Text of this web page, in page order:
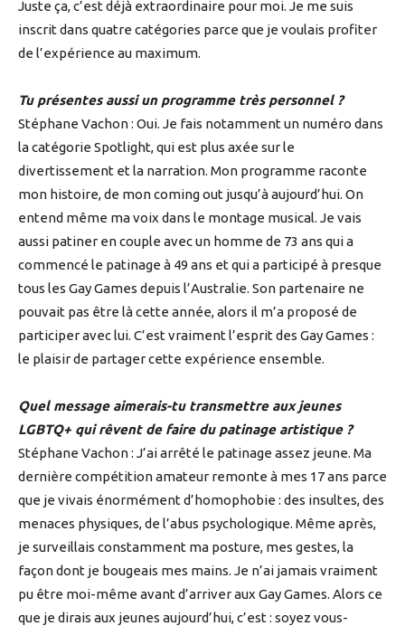
Juste ça, c’est déjà extraordinaire pour moi. Je me suis
inscrit dans quatre catégories parce que je voulais profiter
de l’expérience au maximum.
Tu présentes aussi un programme très personnel ?
Stéphane Vachon : Oui. Je fais notamment un numéro dans
la catégorie Spotlight, qui est plus axée sur le
divertissement et la narration. Mon programme raconte
mon histoire, de mon coming out jusqu’à aujourd’hui. On
entend même ma voix dans le montage musical. Je vais
aussi patiner en couple avec un homme de 73 ans qui a
commencé le patinage à 49 ans et qui a participé à presque
tous les Gay Games depuis l’Australie. Son partenaire ne
pouvait pas être là cette année, alors il m’a proposé de
participer avec lui. C’est vraiment l’esprit des Gay Games :
le plaisir de partager cette expérience ensemble.
Quel message aimerais-tu transmettre aux jeunes
LGBTQ+ qui rêvent de faire du patinage artistique ?
Stéphane Vachon : J’ai arrêté le patinage assez jeune. Ma
dernière compétition amateur remonte à mes 17 ans parce
que je vivais énormément d’homophobie : des insultes, des
menaces physiques, de l’abus psychologique. Même après,
je surveillais constamment ma posture, mes gestes, la
façon dont je bougeais mes mains. Je n’ai jamais vraiment
pu être moi-même avant d’arriver aux Gay Games. Alors ce
que je dirais aux jeunes aujourd’hui, c’est : soyez vous-